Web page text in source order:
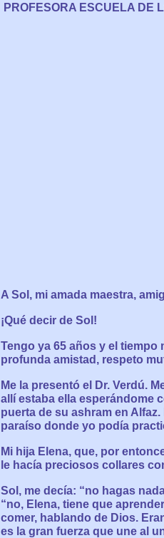
PROFESORA ESCUELA DE
A Sol, mi amada maestra,
¡Qué decir de Sol!
Tengo ya 65 años y el tiempo
profunda amistad, respeto
Me la presentó el Dr. Verdú.
allí estaba ella esperándome
puerta de su ashram en
paraíso donde yo podía
Mi hija Elena, que, por
le hacía preciosos collares
Sol, me decía: “no hagas
“no, Elena, tiene que
comer, hablando de Dios.
es la gran fuerza que une al